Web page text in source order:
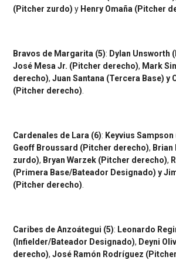
(Pitcher zurdo) y Henry Omaña (Pitcher
Bravos de Margarita (5): Dylan Unsworth
José Mesa Jr. (Pitcher derecho), Mark
derecho), Juan Santana (Tercera Base) y
(Pitcher derecho).
Cardenales de Lara (6): Keyvius
Geoff Broussard (Pitcher derecho), Brian
zurdo), Bryan Warzek (Pitcher derecho),
(Primera Base/Bateador Designado) y
(Pitcher derecho).
Caribes de Anzoátegui (5): Leonardo
(Infielder/Bateador Designado), Deyni
derecho), José Ramón Rodríguez